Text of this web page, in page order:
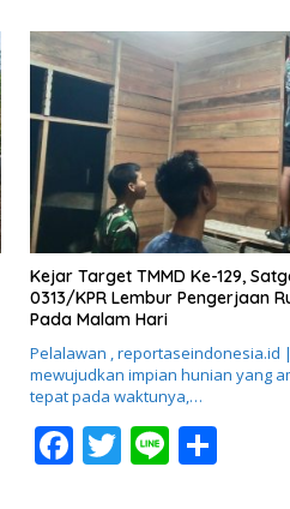
e
b
o
o
k
itt
er
e ar
e
Kejar Target TMMD Ke-129,
0313/KPR Lembur Pengerjaan
Pada Malam Hari
Pelalawan , reportaseindonesia.id
mewujudkan impian hunian yang
tepat pada waktunya,…
F T Li S